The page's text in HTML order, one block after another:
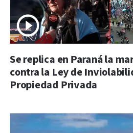
Se replica en Paraná la
contra la Ley de
Propiedad Privada